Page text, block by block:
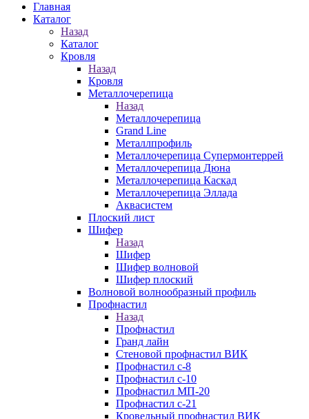
Главная
Каталог
Назад
Каталог
Кровля
Назад
Кровля
Металлочерепица
Назад
Металлочерепица
Grand Line
Металлпрофиль
Металлочерепица Супермонтеррей
Металлочерепица Дюна
Металлочерепица Каскад
Металлочерепица Эллада
Аквасистем
Плоский лист
Шифер
Назад
Шифер
Шифер волновой
Шифер плоский
Волновой волнообразный профиль
Профнастил
Назад
Профнастил
Гранд лайн
Стеновой профнастил ВИК
Профнастил с-8
Профнастил с-10
Профнастил МП-20
Профнастил с-21
Кровельный профнастил ВИК